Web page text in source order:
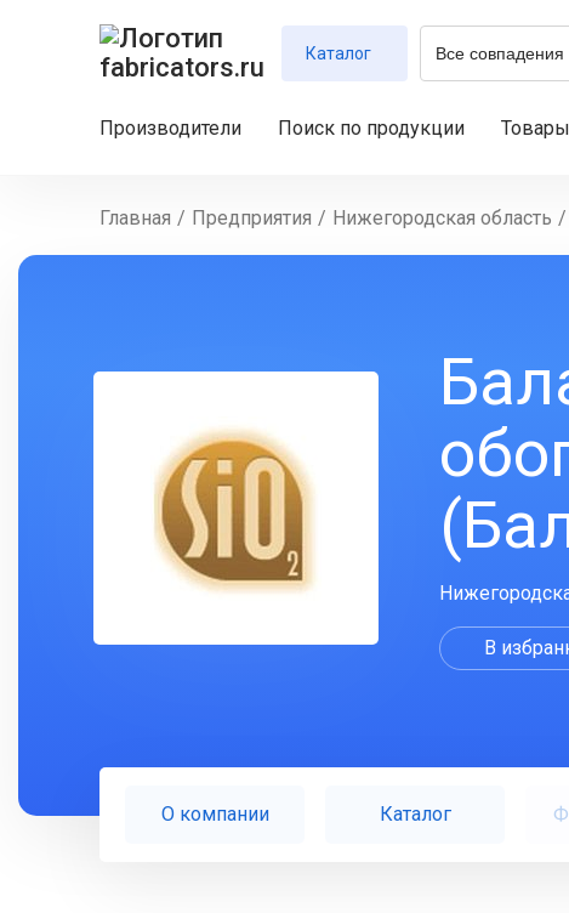
Каталог
Производители Поиск по продукции Товары
Главная / Предприятия / Нижегородская область /
В
О компании Каталог